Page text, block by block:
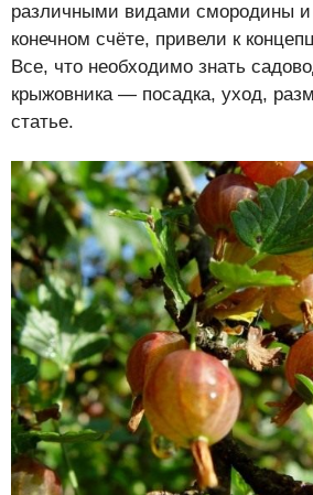
различными видами смородины и
конечном счёте, привели к
Все, что необходимо знать
крыжовника — посадка, уход,
статье.